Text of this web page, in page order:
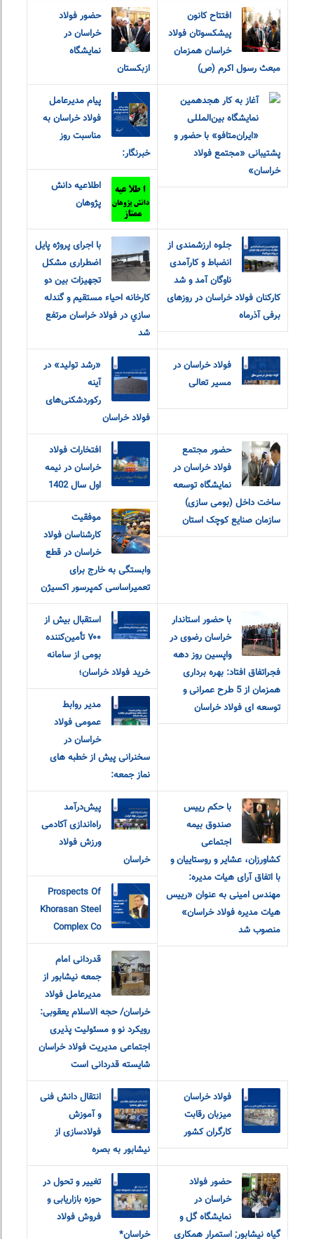
افتتاح کانون
پیشکسوتان فولاد
خراسان همزمان
مبعث رسول اکرم (ص)
حضور فولاد
خراسان در
نمایشگاه
ازبکستان
آغاز به کار هجدهمین
نمایشگاه بین‌المللی
«ایران‌متافو» با حضور و
پشتیبانی «مجتمع فولاد
خراسان»
پیام مدیرعامل
فولاد خراسان به
مناسبت روز
خبرنگار:
اطلاعیه دانش
پژوهان
جلوه ارزشمندی از
انضباط و کارآمدی
ناوگان آمد و شد
کارکنان فولاد خراسان در روزهای
برفی آذرماه
با اجرای پروژه پایل
اضطراری مشکل
تجهيزات بين دو
كارخانه احياء مستقيم و گندله
سازي در فولاد خراسان مرتفع
شد
فولاد خراسان در
مسیر تعالی
«رشد تولید» در
آینه
رکوردشکنی‌های
فولاد خراسان
حضور مجتمع
فولاد خراسان در
نمایشگاه توسعه
ساخت داخل (بومی سازی)
سازمان صنایع کوچک استان
افتخارات فولاد
خراسان در نیمه
اول سال 1402
موفقیت
کارشناسان فولاد
خراسان در قطع
وابستگی به خارج برای
تعمیراساسی کمپرسور اکسیژن
با حضور استاندار
خراسان رضوی در
واپسین روز دهه
فجراتفاق افتاد: بهره برداری
همزمان از 5 طرح عمرانی و
توسعه ای فولاد خراسان
استقبال بیش از
۷۰۰ تأمین‌کننده
بومی از سامانه
خرید فولاد خراسان؛
مدیر روابط
عمومی فولاد
خراسان در
سخنرانی پیش از خطبه های
نماز جمعه:
با حکم رییس
صندوق بیمه
اجتماعی
کشاورزان، عشایر و روستاییان و
با اتفاق آرای هیات مدیره:
مهندس امینی به عنوان «رییس
هیات مدیره فولاد خراسان»
منصوب شد
پیش‌درآمد
راه‌اندازی آکادمی
ورزش فولاد
خراسان
Prospects Of
Khorasan Steel
Complex Co
قدردانی امام
جمعه نیشابور از
مدیرعامل فولاد
خراسان/ حجه الاسلام یعقوبی:
رویکرد نو و مسئولیت پذیری
اجتماعی مدیریت فولاد خراسان
شایسته قدردانی است
فولاد خراسان
میزبان رقابت
کارگران کشور
انتقال دانش فنی
و آموزش
فولادسازی از
نیشابور به بصره
حضور فولاد
خراسان در
نمایشگاه گل و
گیاه نیشابور; استمرار همکاری
تغییر و تحول در
حوزه بازاریابی و
فروش فولاد
خراسان*